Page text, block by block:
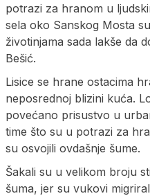
potrazi za hranom u
sela oko Sanskog Mosta
životinjama sada lakše da
Bešić.
Lisice se hrane ostacima
neposrednoj blizini kuća.
povećano prisustvo u
time što su u potrazi za
su osvojili ovdašnje šume.
Šakali su u velikom broju
šuma, jer su vukovi